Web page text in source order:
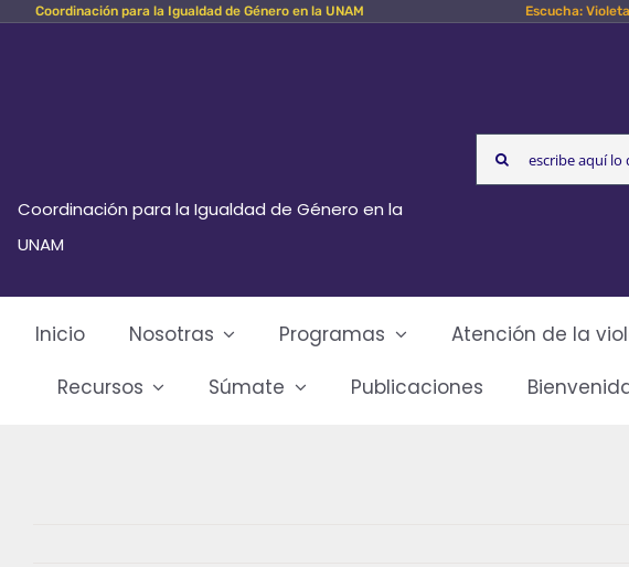
Skip Coordinación para la Igualdad de Género en la UNAM Escucha:
Coordinación para la Igualdad de Género en la
UNAM
Search
for:
Inicio Nosotras Programas Atención de la
Recursos
Súmate Publicaciones